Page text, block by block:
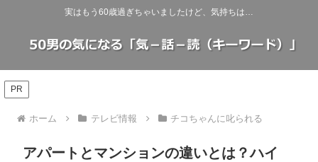
実はもう60歳過ぎちゃいましたけど、気持ちは…
PR
ホーム テレビ情報 チコちゃんに叱られる
アパートとマンションの違いとは？ハイ